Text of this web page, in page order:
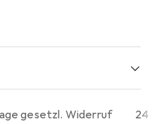
gesetzl. Widerruf
24